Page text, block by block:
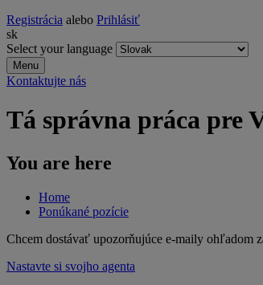
Registrácia alebo Prihlásiť
sk
Select your language
Menu
Kontaktujte nás
Tá správna práca pre
You are here
Home
Ponúkané pozície
Chcem dostávať upozorňujúce e-maily ohľadom
Nastavte si svojho agenta